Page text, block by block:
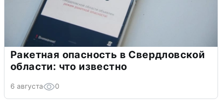
Ракетная опасность в Свердловской
области: что известно
6 августа 0